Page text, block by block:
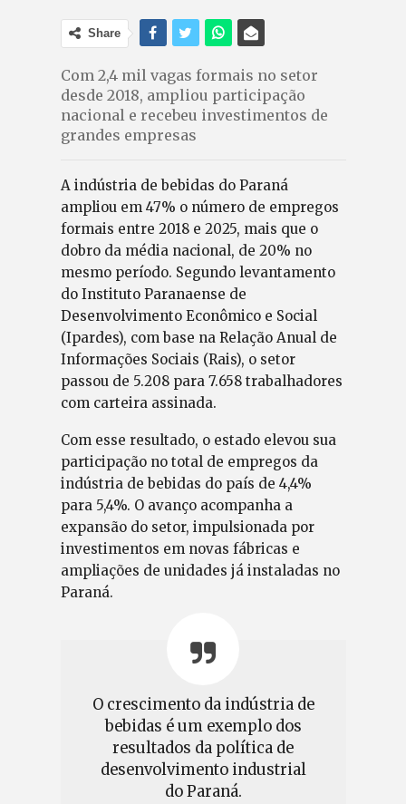
Share
Com 2,4 mil vagas formais no setor
desde 2018, ampliou participação
nacional e recebeu investimentos de
grandes empresas
A indústria de bebidas do Paraná
ampliou em 47% o número de empregos
formais entre 2018 e 2025, mais que o
dobro da média nacional, de 20% no
mesmo período. Segundo levantamento
do Instituto Paranaense de
Desenvolvimento Econômico e Social
(Ipardes), com base na Relação Anual de
Informações Sociais (Rais), o setor
passou de 5.208 para 7.658 trabalhadores
com carteira assinada.
Com esse resultado, o estado elevou sua
participação no total de empregos da
indústria de bebidas do país de 4,4%
para 5,4%. O avanço acompanha a
expansão do setor, impulsionada por
investimentos em novas fábricas e
ampliações de unidades já instaladas no
Paraná.
O crescimento da indústria de
bebidas é um exemplo dos
resultados da política de
desenvolvimento industrial
do Paraná.